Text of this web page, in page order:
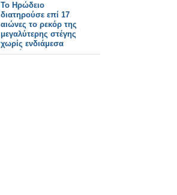
Το Ηρώδειο
διατηρούσε επί 17
αιώνες το ρεκόρ της
μεγαλύτερης στέγης
χωρίς ενδιάμεσα
στηρίγματα